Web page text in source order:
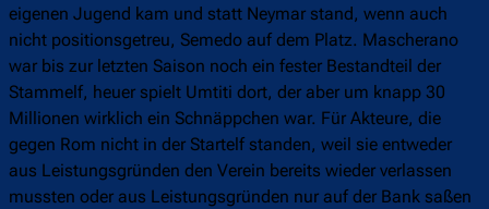
eigenen Jugend kam und statt Neymar stand, wenn auch
nicht positionsgetreu, Semedo auf dem Platz. Mascherano
war bis zur letzten Saison noch ein fester Bestandteil der
Stammelf, heuer spielt Umtiti dort, der aber um knapp 30
Millionen wirklich ein Schnäppchen war. Für Akteure, die
gegen Rom nicht in der Startelf standen, weil sie entweder
aus Leistungsgründen den Verein bereits wieder verlassen
mussten oder aus Leistungsgründen nur auf der Bank saßen